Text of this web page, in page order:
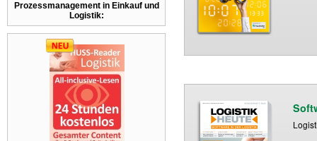
Prozessmanagement in Einkauf und
Logistik: